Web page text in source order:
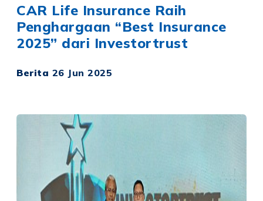
CAR Life Insurance Raih
Penghargaan “Best Insurance
2025” dari Investortrust
Berita 26 Jun 2025